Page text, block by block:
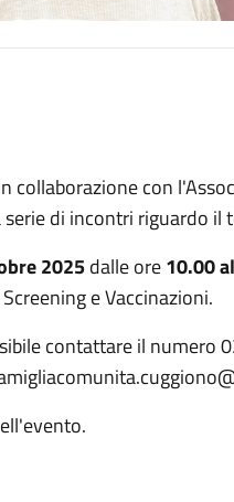
collaborazione con
di incontri riguardo il
2025dalle ore10.00
e Vaccinazioni.
contattare il numero